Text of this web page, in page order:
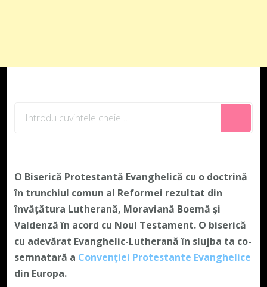
O Biserică Protestantă Evanghelică cu o doctrină
în trunchiul comun al Reformei rezultat din
învățătura Lutherană, Moraviană Boemă și
Valdenză în acord cu Noul Testament. O biserică
cu adevărat Evanghelic-Lutherană în slujba ta co-
semnatară a Convenției Protestante Evanghelice
din Europa.